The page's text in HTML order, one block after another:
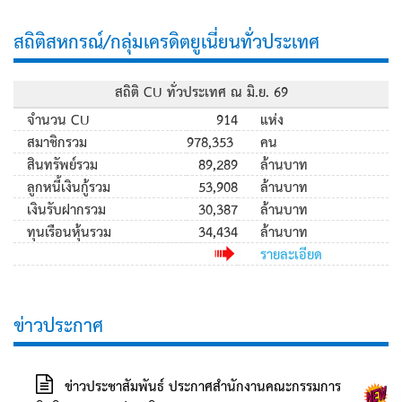
สถิติสหกรณ์/กลุ่มเครดิตยูเนี่ยนทั่วประเทศ
สถิติ CU ทั่วประเทศ ณ มิ.ย. 69
จำนวน CU
914 แห่ง
สมาชิกรวม
978,353
คน
สินทรัพย์รวม
89,289 ล้านบาท
ลูกหนี้เงินกู้รวม
53,908 ล้านบาท
เงินรับฝากรวม
30,387 ล้านบาท
ทุนเรือนหุ้นรวม
34,434 ล้านบาท
รายละเอียด
ข่าวประกาศ
ข่าวประชาสัมพันธ์ ประกาศสำนักงานคณะกรรมการ